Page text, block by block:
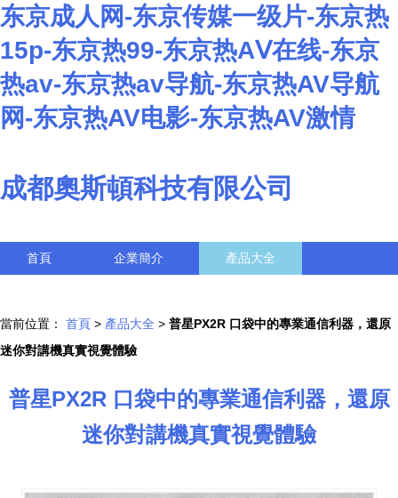
东京成人网-东京传媒一级片-东京热
15p-东京热99-东京热AⅤ在线-东京
热av-东京热av导航-东京热AV导航
网-东京热AV电影-东京热AV激情
成都奧斯頓科技有限公司
首頁 企業簡介 產品大全
當前位置： 首頁 > 產品大全 > 普星PX2R 口袋中的專業通信利器，還原
迷你對講機真實視覺體驗
普星PX2R 口袋中的專業通信利器，還原
迷你對講機真實視覺體驗